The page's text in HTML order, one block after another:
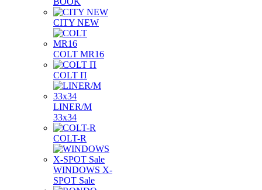
CITY NEW
COLT MR16
COLT П
LINER/М
33х34
COLT-R
WINDOWS X-
SPOT Sale